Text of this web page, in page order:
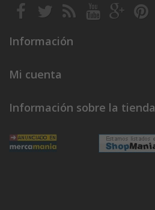
Información
Mi cuenta
Información sobre la tienda